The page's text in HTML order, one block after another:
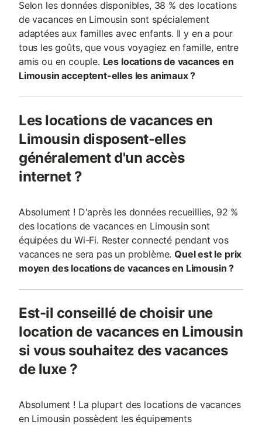
Selon les données disponibles, 38 % des locations
de vacances en Limousin sont spécialement
adaptées aux familles avec enfants. Il y en a pour
tous les goûts, que vous voyagiez en famille, entre
amis ou en couple. Les locations de vacances en
Limousin acceptent-elles les animaux ?
Les locations de vacances en
Limousin disposent-elles
généralement d'un accès
internet ?
Absolument ! D'après les données recueillies, 92 %
des locations de vacances en Limousin sont
équipées du Wi-Fi. Rester connecté pendant vos
vacances ne sera pas un problème.Quel est le prix
moyen des locations de vacances en Limousin ?
Est-il conseillé de choisir une
location de vacances en Limousin
si vous souhaitez des vacances
de luxe ?
Absolument ! La plupart des locations de vacances
en Limousin possèdent les équipements